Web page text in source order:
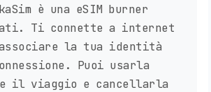
è una eSIM burner
Ti connette a internet
associare la tua identità
Puoi usarla
il viaggio e cancellarla